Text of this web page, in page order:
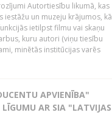
Autortiesību likumā, kas
un muzeju krājumos, kā
ietilpst filmu vai skaņu
kuru autori (viņu tiesību
minētās institūcijas varēs
APVIENĪBA"
AR SIA "LATVIJAS